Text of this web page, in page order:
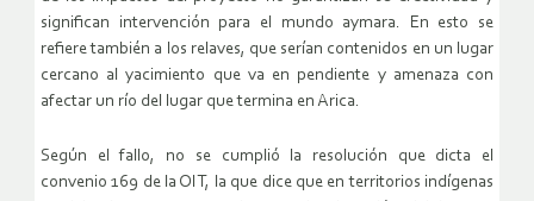
significan intervención para el mundo aymara. En esto se
refiere también a los relaves, que serían contenidos en un lugar
cercano al yacimiento que va en pendiente y amenaza con
afectar un río del lugar que termina en Arica.
Según el fallo, no se cumplió la resolución que dicta el
convenio 169 de la OIT, la que dice que en territorios indígenas